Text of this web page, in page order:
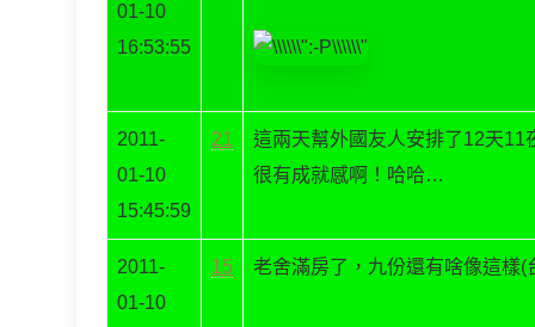
01-10
16:53:55
2011-
01-10
15:45:59
21
這兩天幫外國友人安排了12天11
很有成就感啊！哈哈…
2011-
01-10
15 老舍滿房了，九份還有啥像這樣